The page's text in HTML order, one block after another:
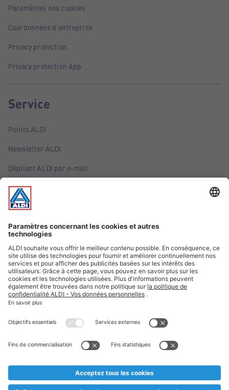
Paramètres des cookies
Coordonnées d'entreprise
Privacy protection
Privacy protection App
Service
Points ALDI
Newsletter ALDI
Dépliant ALDI par e-mail
Offres
Infos essentielles
Suivez ALDI Belgique
Textes marqués d'un astérisque et mentions légales
* Nous vendons ces articles temporairement et jusqu'à
au cas où, malgré le planning bien étudié, nous serions
prématurément en rupture de stock. Prix Recupel et TVA incl.
** Sur ce site, l’utilisation de la forme masculine a été adoptée